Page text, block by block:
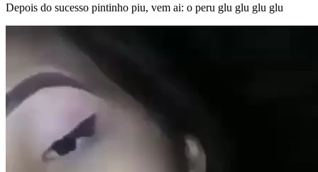
Depois do sucesso pintinho piu, vem ai: o peru glu glu glu glu